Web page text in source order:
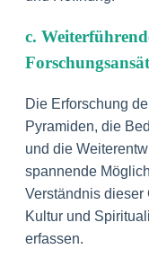
c.
Die Erforschung
Pyramiden, die
und die
spannende
Verständnis dieser
Kultur und
erfassen.